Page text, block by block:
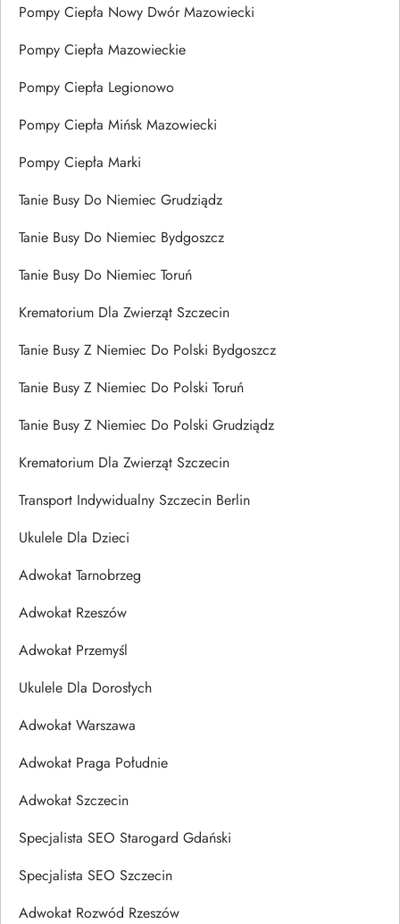
Pompy Ciepła Nowy Dwór Mazowiecki
Pompy Ciepła Mazowieckie
Pompy Ciepła Legionowo
Pompy Ciepła Mińsk Mazowiecki
Pompy Ciepła Marki
Tanie Busy Do Niemiec Grudziądz
Tanie Busy Do Niemiec Bydgoszcz
Tanie Busy Do Niemiec Toruń
Krematorium Dla Zwierząt Szczecin
Tanie Busy Z Niemiec Do Polski Bydgoszcz
Tanie Busy Z Niemiec Do Polski Toruń
Tanie Busy Z Niemiec Do Polski Grudziądz
Krematorium Dla Zwierząt Szczecin
Transport Indywidualny Szczecin Berlin
Ukulele Dla Dzieci
Adwokat Tarnobrzeg
Adwokat Rzeszów
Adwokat Przemyśl
Ukulele Dla Dorosłych
Adwokat Warszawa
Adwokat Praga Południe
Adwokat Szczecin
Specjalista SEO Starogard Gdański
Specjalista SEO Szczecin
Adwokat Rozwód Rzeszów